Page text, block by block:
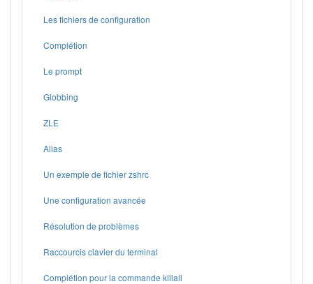
Les fichiers de configuration
Complétion
Le prompt
Globbing
ZLE
Alias
Un exemple de fichier zshrc
Une configuration avancée
Résolution de problèmes
Raccourcis clavier du terminal
Complétion pour la commande killall